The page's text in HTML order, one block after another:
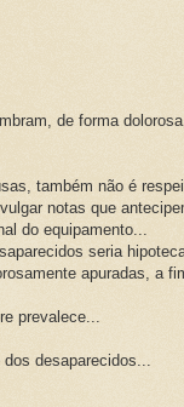
de forma
também não é
notas que
do equipamento...
seria
apuradas, a
prevalece...
desaparecidos...